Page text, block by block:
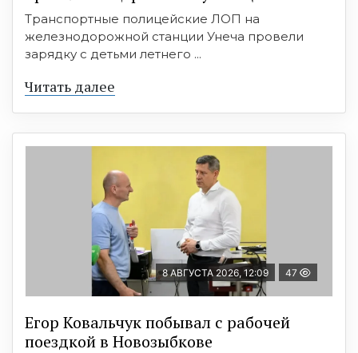
Транспортные полицейские ЛОП на
железнодорожной станции Унеча провели
зарядку с детьми летнего ...
Читать далее
8 АВГУСТА 2026, 12:09 47
Егор Ковальчук побывал с рабочей
поездкой в Новозыбкове